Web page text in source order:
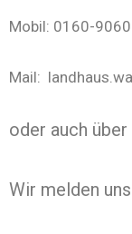
Mobil: 0160-
Mail:
oder auch
Wir melden